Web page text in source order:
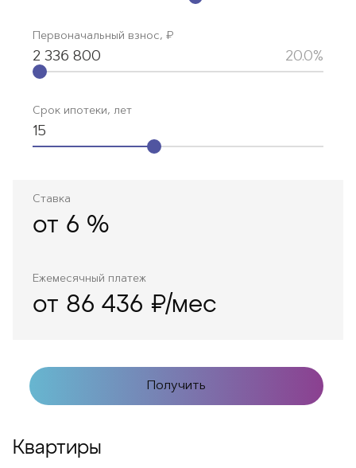
Первоначальный взнос, ₽
2 336 800 20.0%
Срок ипотеки, лет
15
Ежемесячный платеж
от 86 436 ₽/мес
Ставка
от 6 %
Получить
Квартиры